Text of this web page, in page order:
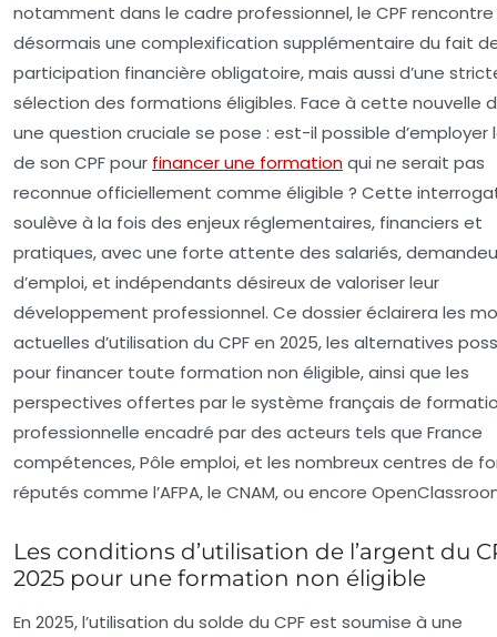
notamment dans le cadre professionnel, le CPF rencontre
désormais une complexification supplémentaire du fait
participation financière obligatoire, mais aussi d’une
sélection des formations éligibles. Face à cette nouvelle
une question cruciale se pose : est-il possible d’employer
de son CPF pour financer une formationqui ne serait pas
reconnue officiellement comme éligible ? Cette
soulève à la fois des enjeux réglementaires, financiers et
pratiques, avec une forte attente des salariés,
d’emploi, et indépendants désireux de valoriser leur
développement professionnel. Ce dossier éclairera les
actuelles d’utilisation du CPF en 2025, les alternatives
pour financer toute formation non éligible, ainsi que les
perspectives offertes par le système français de
professionnelle encadré par des acteurs tels que France
compétences, Pôle emploi, et les nombreux centres de
réputés comme l’AFPA, le CNAM, ou encore
Les conditions d’utilisation de l’argent du
2025 pour une formation non éligible
En 2025, l’utilisation du solde du CPF est soumise à une